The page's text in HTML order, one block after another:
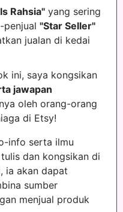
Rahsia" yang sering
penjual "Star Seller"
jualan di kedai
ini, saya kongsikan
jawapan
oleh orang-orang
di Etsy!
info serta ilmu
dan kongsikan di
ia akan dapat
sumber
menjual produk